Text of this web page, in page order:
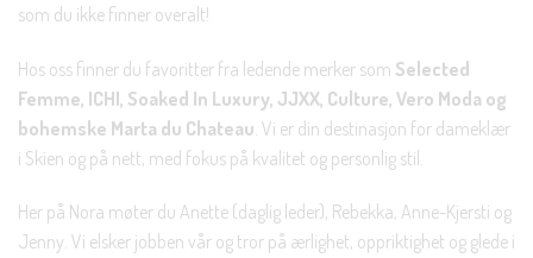
som du ikke finner overalt!
Hos oss finner du favoritter fra ledende merker som Selected
Femme, ICHI, Soaked In Luxury, JJXX, Culture, Vero Moda og
bohemske Marta du Chateau . Vi er din destinasjon for dameklær
i Skien og på nett, med fokus på kvalitet og personlig stil.
Her på Nora møter du Anette (daglig leder), Rebekka, Anne-Kjersti og
Jenny. Vi elsker jobben vår og tror på ærlighet, oppriktighet og glede i